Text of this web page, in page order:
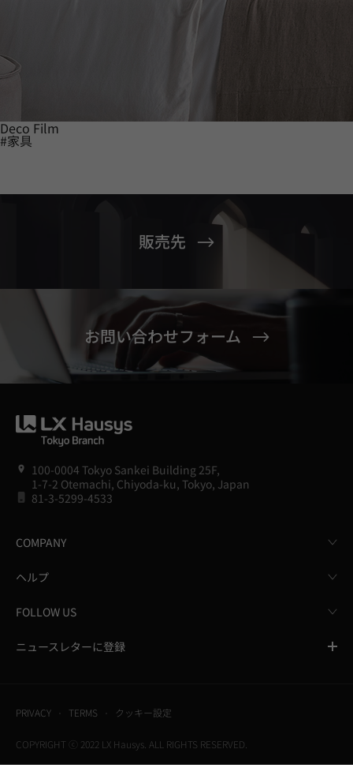
Deco Film
#家具
販売先
お問い合わせフォーム
100-0004 Tokyo Sankei Building 25F,
1-7-2 Otemachi, Chiyoda-ku, Tokyo, Japan
81-3-5299-4533
COMPANY
ヘルプ
FOLLOW US
ニュースレターに登録
PRIVACY TERMS クッキー設定
COPYRIGHT ⓒ 2022 LX Hausys. ALL RIGHTS RESERVED.